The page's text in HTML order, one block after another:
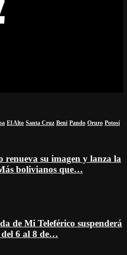
El Alto Santa Cruz Beni Pando Oruro Potosí
renueva su imagen y lanza la
bolivianos que…
de Mi Teleférico suspenderá
del 6 al 8 de…